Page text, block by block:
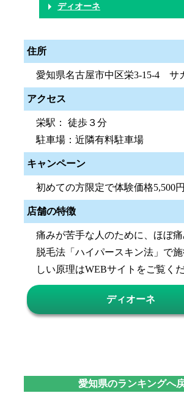
ディオーネ
住所
愛知県名古屋市中区栄3-15-4 サ
アクセス
栄駅： 徒歩３分
駐車場：近隣有料駐車場
キャンペーン
初めての方限定で体験価格5,500円
店舗の特徴
痛みが苦手な人のために、ほぼ
脱毛法「ハイパースキン法」で
しい原理はWEBサイトをご覧くだ
ディオーネ
愛知県のランキングへ